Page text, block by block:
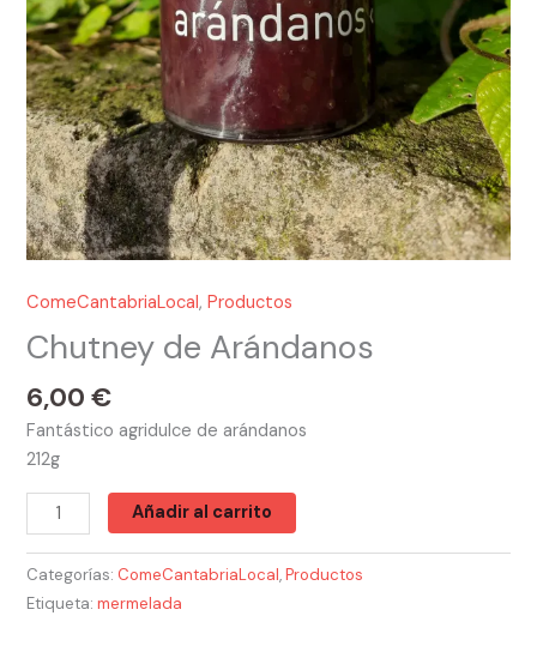
ComeCantabriaLocal,Productos
Chutney de Arándanos
6,00€
Fantástico agridulce de arándanos
212g
Añadir al carrito
Categorías: ComeCantabriaLocal,Productos
Etiqueta:mermelada